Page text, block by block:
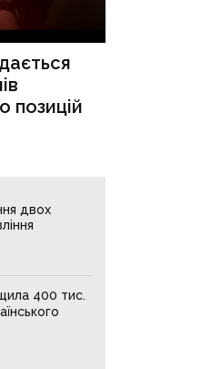
позицій
двох
400 тис.